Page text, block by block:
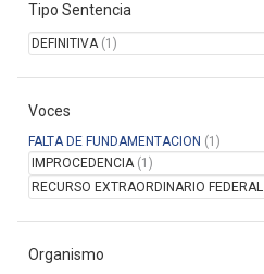
Sumarios del STJ
Manual del Usuario
Tipo Sentencia
DEFINITIVA(1)
Voces
FALTA DE FUNDAMENTACION (1)
IMPROCEDENCIA(1)
RECURSO EXTRAORDINARIO FEDERAL
Organismo